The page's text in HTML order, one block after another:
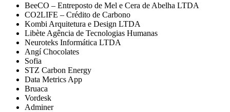
BeeCO – Entreposto de Mel e Cera de Abelha LTDA
CO2LIFE – Crédito de Carbono
Kombi Arquitetura e Design LTDA
Libète Agência de Tecnologias Humanas
Neuroteks Informática LTDA
Angí Chocolates
Sofia
STZ Carbon Energy
Data Metrics App
Bruaca
Vordesk
Adminer